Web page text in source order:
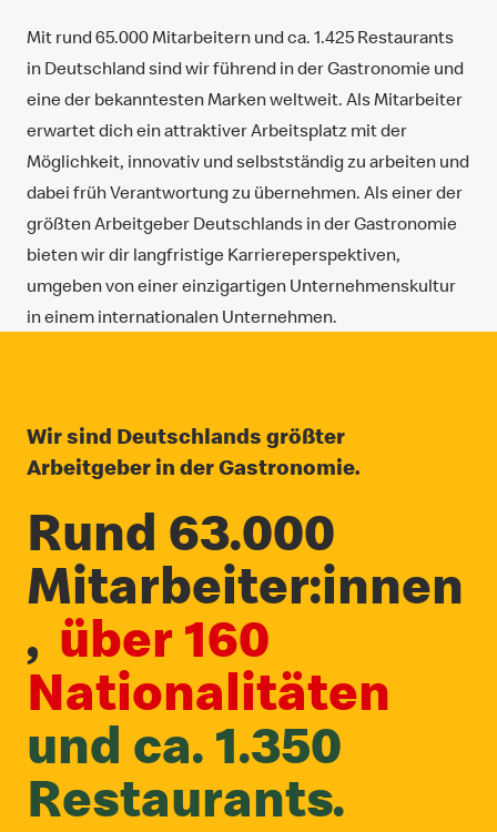
Mit rund 65.000 Mitarbeitern und ca. 1.425 Restaurants
in Deutschland sind wir führend in der Gastronomie und
eine der bekanntesten Marken weltweit. Als Mitarbeiter
erwartet dich ein attraktiver Arbeitsplatz mit der
Möglichkeit, innovativ und selbstständig zu arbeiten und
dabei früh Verantwortung zu übernehmen. Als einer der
größten Arbeitgeber Deutschlands in der Gastronomie
bieten wir dir langfristige Karriereperspektiven,
umgeben von einer einzigartigen Unternehmenskultur
in einem internationalen Unternehmen.
Wir sind Deutschlands größter
Arbeitgeber in der Gastronomie.
Rund 63.000
Mitarbeiter:innen
, über 160
Nationalitäten
und ca. 1.350
Restaurants.